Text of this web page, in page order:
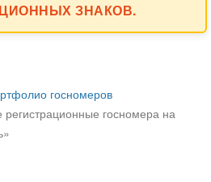
ЗНАКОВ.
госномеров
регистрационные госномера на